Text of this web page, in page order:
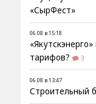
«СырФест»
06.08 в 15:18
тарифов?
3
06.08 в 13:47
Строительный